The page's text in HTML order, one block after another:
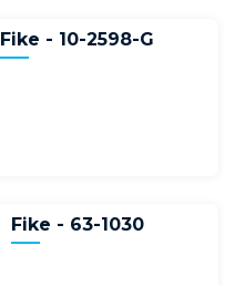
Fike - 10-2598-G
Fike - 63-1030